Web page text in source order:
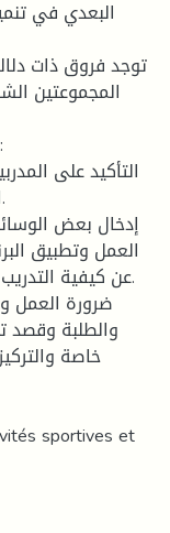
البعدي في
المجموعتين
العمل وتطبيق
عن كيفية
والطلبة وقصد
خاصة
sportives et